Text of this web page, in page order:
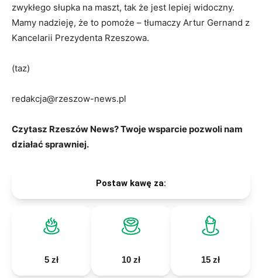
zwykłego słupka na maszt, tak że jest lepiej widoczny.
Mamy nadzieję, że to pomoże – tłumaczy Artur Gernand z
Kancelarii Prezydenta Rzeszowa.
(taz)
redakcja@rzeszow-news.pl
Czytasz Rzeszów News? Twoje wsparcie pozwoli nam
działać sprawniej.
Postaw kawę za:
5 zł 10 zł 15 zł